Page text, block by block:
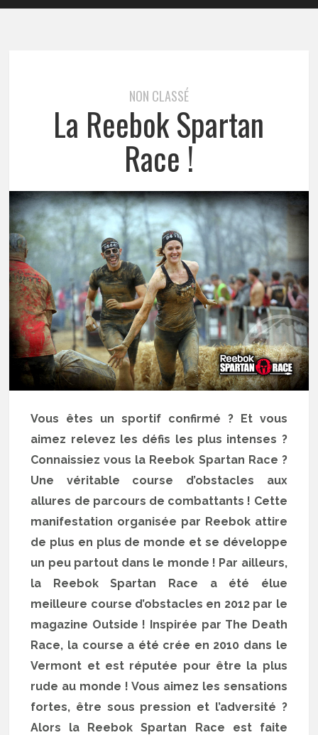
NON CLASSÉ
La Reebok Spartan
Race !
Vous êtes un sportif confirmé ? Et vous
aimez relevez les défis les plus intenses ?
Connaissiez vous la Reebok Spartan Race ?
Une véritable course d’obstacles aux
allures de parcours de combattants ! Cette
manifestation organisée par Reebok attire
de plus en plus de monde et se développe
un peu partout dans le monde ! Par ailleurs,
la Reebok Spartan Race a été élue
meilleure course d’obstacles en 2012 par le
magazine Outside ! Inspirée par The Death
Race, la course a été crée en 2010 dans le
Vermont et est réputée pour être la plus
rude au monde ! Vous aimez les sensations
fortes, être sous pression et l’adversité ?
Alors la Reebok Spartan Race est faite